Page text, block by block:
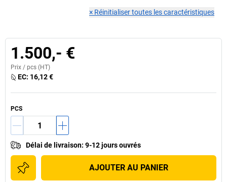
× Réinitialiser toutes les caractéristiques
1.500,- €
Prix / pcs (HT)
EC: 16,12 €
PCS
Délai de livraison: 9-12 jours ouvrés
AJOUTER AU PANIER